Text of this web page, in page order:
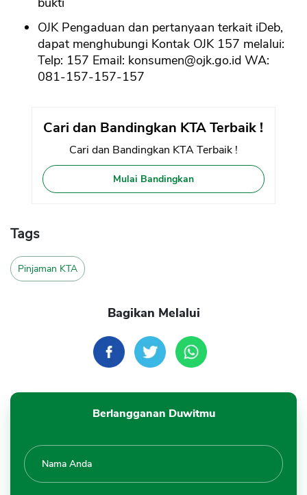
OJK Pengaduan dan pertanyaan terkait iDeb,
dapat menghubungi Kontak OJK 157 melalui:
Telp: 157 Email: konsumen@ojk.go.id WA:
081-157-157-157
Cari dan Bandingkan KTA Terbaik !
Cari dan Bandingkan KTA Terbaik !
Mulai Bandingkan
Tags
Pinjaman KTA
Bagikan Melalui
Berlangganan Duwitmu